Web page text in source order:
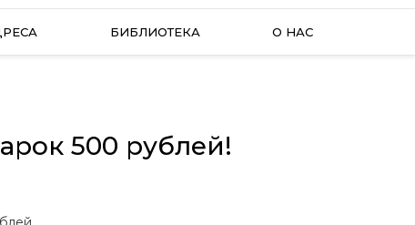
БИБЛИОТЕКА О НАС
500 рублей!